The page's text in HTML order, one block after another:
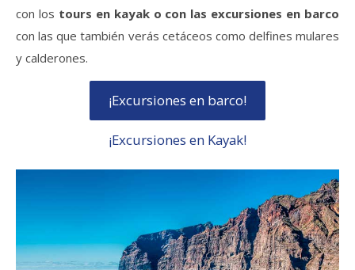
con los tours en kayak o con las excursiones en barco
con las que también verás cetáceos como delfines mulares
y calderones.
¡Excursiones en barco!
¡Excursiones en Kayak!